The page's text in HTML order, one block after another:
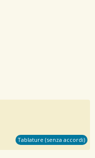
Tablature (senza accordi)